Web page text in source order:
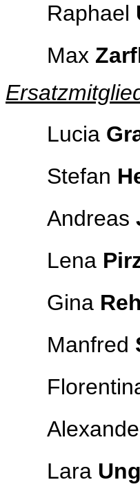
Raphael
Max
Lucia
Stefan
Andreas
Lena
Gina
Manfred
Lara